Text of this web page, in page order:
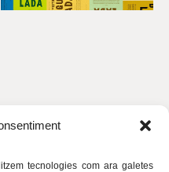
tecnologies com ara galetes